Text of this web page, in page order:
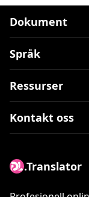
Dokument
Språk
Ressurser
Kontakt oss
.Translator